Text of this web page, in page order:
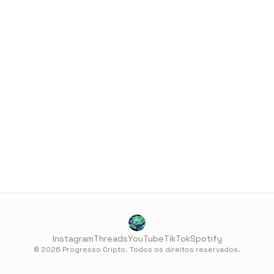
InstagramThreadsYouTubeTikTokSpotify
© 2026 Progresso Cripto. Todos os direitos reservados.